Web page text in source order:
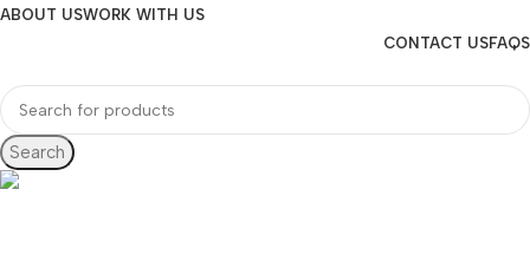
ABOUT USWORK WITH US
CONTACT USFAQS
Search